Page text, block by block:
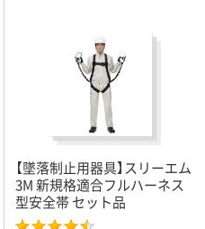
【墜落制止用器具】スリーエム
3M 新規格適合フルハーネス
型安全帯 セット品